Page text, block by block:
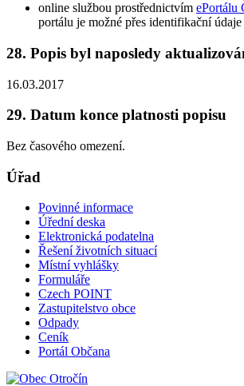
online službou prostřednictvím ePortálu
portálu je možné přes identifikační
28. Popis byl naposledy
16.03.2017
29. Datum konce platnosti popisu
Bez časového omezení.
Úřad
Povinné informace
Úřední deska
Elektronická podatelna
Řešení životních situací
Místní vyhlášky
Formuláře
Czech POINT
Zastupitelstvo obce
Odpady
Ceník
Portál Občana